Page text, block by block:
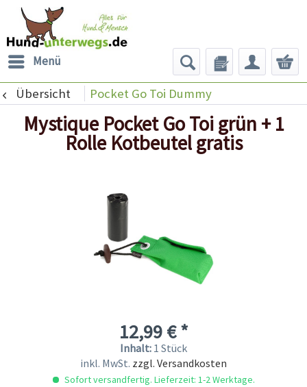
Menü
Übersicht Pocket Go Toi Dummy
Mystique Pocket Go Toi grün + 1
Rolle Kotbeutel gratis
12,99 € *
Inhalt: 1 Stück
inkl. MwSt. zzgl. Versandkosten
Sofort versandfertig. Lieferzeit: 1-2 Werktage.